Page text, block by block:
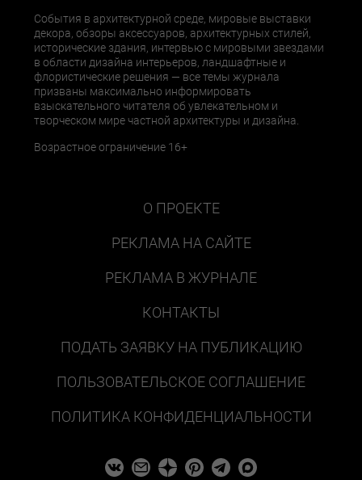
События в архитектурной среде, мировые выставки
декора, обзоры аксессуаров, архитектурных стилей,
исторические здания, интервью с мировыми звездами
в области дизайна интерьеров, ландшафтные и
флористические решения — все темы журнала
призваны максимально информировать
взыскательного читателя об увлекательном и
творческом мире частной архитектуры и дизайна.
Возрастное ограничение 16+
О ПРОЕКТЕ
РЕКЛАМА НА САЙТЕ
РЕКЛАМА В ЖУРНАЛЕ
КОНТАКТЫ
ПОДАТЬ ЗАЯВКУ НА ПУБЛИКАЦИЮ
ПОЛЬЗОВАТЕЛЬСКОЕ СОГЛАШЕНИЕ
ПОЛИТИКА КОНФИДЕНЦИАЛЬНОСТИ